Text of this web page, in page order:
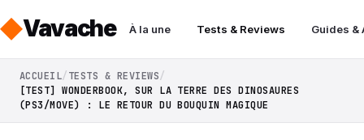
Vavache À la une Tests & Reviews Guides &
ACCUEIL TESTS & REVIEWS
[TEST] WONDERBOOK, SUR LA TERRE DES DINOSAURES
(PS3/MOVE) : LE RETOUR DU BOUQUIN MAGIQUE